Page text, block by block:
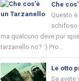
Che
Questo
schifoso
ma qualcuno deve pur
tarzanello no? :) Pro...
Le otto
Se avete